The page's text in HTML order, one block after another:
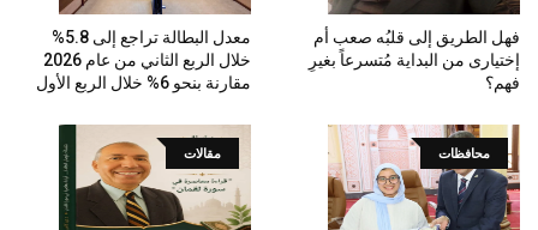
فهل الطريق إلى قلبُه صعب أم
إختيارى من البداية مُتسرعاً بغيرِ
فهم؟
معدل البطالة تراجع إلى 5.8%
خلال الربع الثاني من عام 2026
مقارنة بنحو 6% خلال الربع الأول
محافظات مقالات